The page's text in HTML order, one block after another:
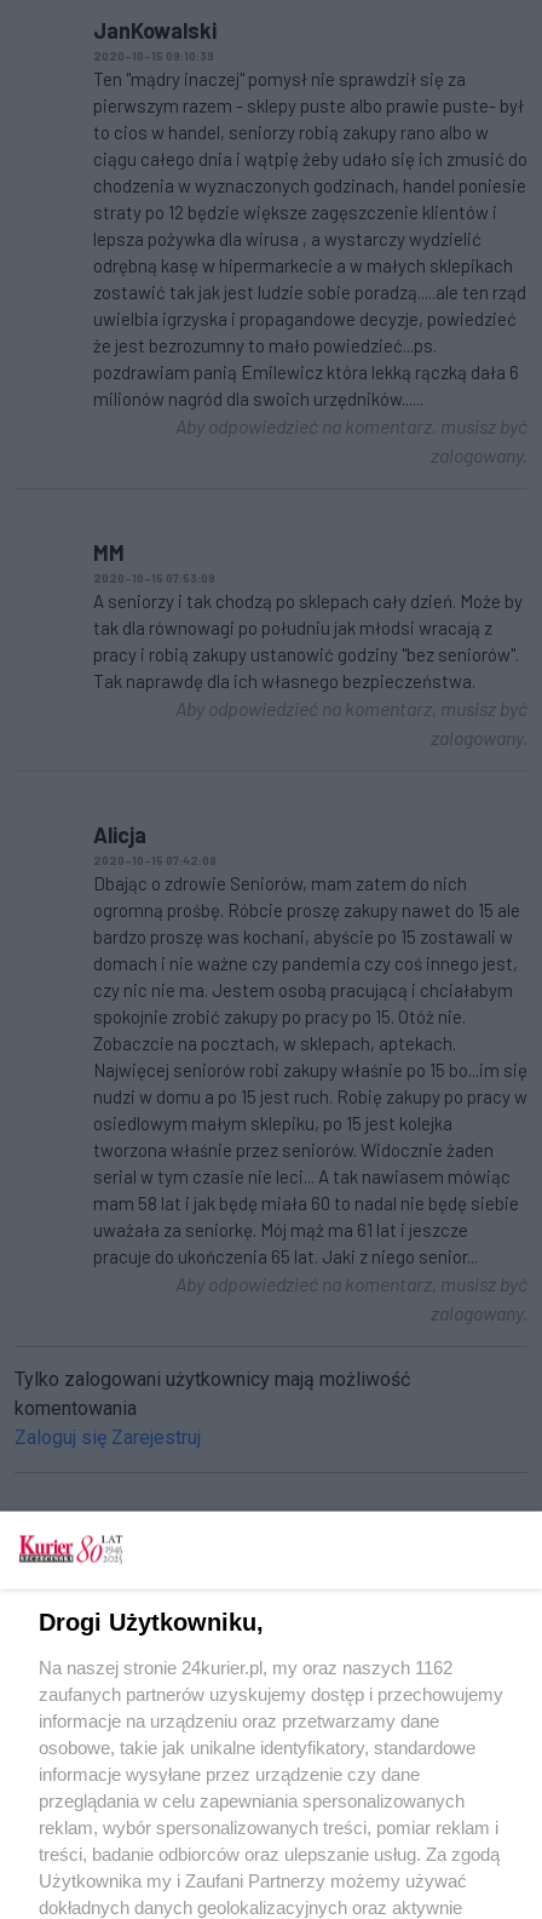
JanKowalski
2020-10-15 09:10:39
Ten "mądry inaczej" pomysł nie sprawdził się za
pierwszym razem - sklepy puste albo prawie puste- był
to cios w handel, seniorzy robią zakupy rano albo w
ciągu całego dnia i wątpię żeby udało się ich zmusić do
chodzenia w wyznaczonych godzinach, handel poniesie
straty po 12 będzie większe zagęszczenie klientów i
lepsza pożywka dla wirusa , a wystarczy wydzielić
odrębną kasę w hipermarkecie a w małych sklepikach
zostawić tak jak jest ludzie sobie poradzą.....ale ten rząd
uwielbia igrzyska i propagandowe decyzje, powiedzieć
że jest bezrozumny to mało powiedzieć...ps.
pozdrawiam panią Emilewicz która lekką rączką dała 6
milionów nagród dla swoich urzędników......
Aby odpowiedzieć na komentarz, musisz być
zalogowany.
MM
2020-10-15 07:53:09
A seniorzy i tak chodzą po sklepach cały dzień. Może by
tak dla równowagi po południu jak młodsi wracają z
pracy i robią zakupy ustanowić godziny "bez seniorów".
Tak naprawdę dla ich własnego bezpieczeństwa.
Aby odpowiedzieć na komentarz, musisz być
zalogowany.
Alicja
2020-10-15 07:42:08
Dbając o zdrowie Seniorów, mam zatem do nich
ogromną prośbę. Róbcie proszę zakupy nawet do 15 ale
bardzo proszę was kochani, abyście po 15 zostawali w
domach i nie ważne czy pandemia czy coś innego jest,
czy nic nie ma. Jestem osobą pracującą i chciałabym
spokojnie zrobić zakupy po pracy po 15. Otóż nie.
Zobaczcie na pocztach, w sklepach, aptekach.
Najwięcej seniorów robi zakupy właśnie po 15 bo...im się
nudzi w domu a po 15 jest ruch. Robię zakupy po pracy w
osiedlowym małym sklepiku, po 15 jest kolejka
tworzona właśnie przez seniorów. Widocznie żaden
serial w tym czasie nie leci... A tak nawiasem mówiąc
mam 58 lat i jak będę miała 60 to nadal nie będę siebie
uważała za seniorkę. Mój mąż ma 61 lat i jeszcze
pracuje do ukończenia 65 lat. Jaki z niego senior...
Aby odpowiedzieć na komentarz, musisz być
zalogowany.
Tylko zalogowani użytkownicy mają możliwość
komentowania
Zaloguj się Zarejestruj
CZYTAJ TAKŻE
Ponad 38 milionów ludzi na świecie zakażonych
koronawirusem
Kolejne rekordy epidemii. Ponad 6,5 tys.
przypadków koronawirusa; zmarło 116 osób.
POGODA
18℃
Zobacz prognozę na 3 dni
Drogi Użytkowniku,
Na naszej stronie 24kurier.pl, my oraz naszych 1162
zaufanych partnerów uzyskujemy dostęp i przechowujemy
informacje na urządzeniu oraz przetwarzamy dane
osobowe, takie jak unikalne identyfikatory, standardowe
informacje wysyłane przez urządzenie czy dane
przeglądania w celu zapewniania spersonalizowanych
reklam, wybór spersonalizowanych treści, pomiar reklam i
treści, badanie odbiorców oraz ulepszanie usług. Za zgodą
Użytkownika my i Zaufani Partnerzy możemy używać
dokładnych danych geolokalizacyjnych oraz aktywnie